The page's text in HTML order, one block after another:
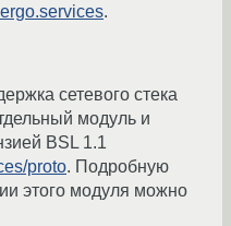
.
сетевого стека
модуль и
BSL 1.1
proto. Подробную
этого модуля можно